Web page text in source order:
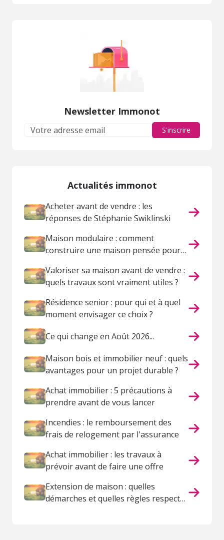
Newsletter Immonot
S'inscrire
Actualités immonot
Acheter avant de vendre : les
réponses de Stéphanie Swiklinski
Maison modulaire : comment
construire une maison pensée pour
Valoriser sa maison avant de vendre :
quels travaux sont vraiment utiles ?
Résidence senior : pour qui et à quel
moment envisager ce choix ?
Ce qui change en Août 2026...
Maison bois et immobilier neuf : quels
avantages pour un projet durable ?
Achat immobilier : 5 précautions à
prendre avant de vous lancer
Incendies : le remboursement des
frais de relogement par l'assurance
Achat immobilier : les travaux à
prévoir avant de faire une offre
Extension de maison : quelles
démarches et quelles règles respecter